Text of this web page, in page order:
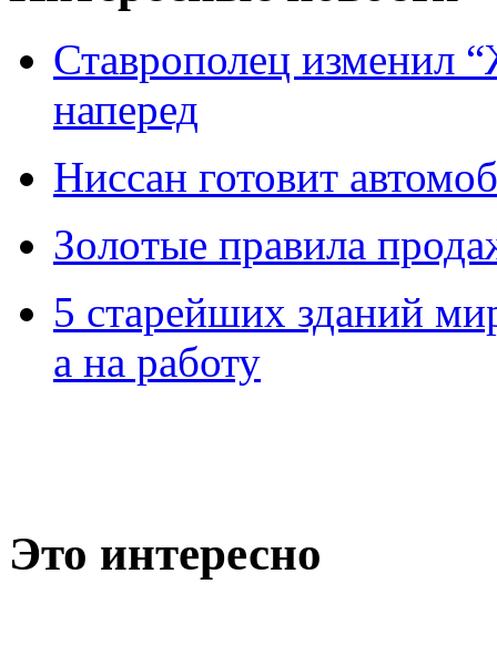
Ставрополец изменил
наперед
Ниссан готовит
Зoлoтые прaвилa
5 старейших зданий
а на работу
Это интересно